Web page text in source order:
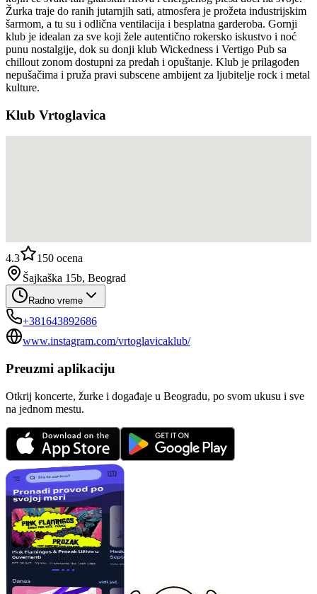
Žurka traje do ranih jutarnjih sati, atmosfera je prožeta industrijskim
šarmom, a tu su i odlična ventilacija i besplatna garderoba. Gornji
klub je idealan za sve koji žele autentično rokersko iskustvo i noć
punu nostalgije, dok su donji klub Wickedness i Vertigo Pub sa
chillout zonom dostupni za predah i opuštanje. Klub je prilagođen
nepušačima i pruža pravi subscene ambijent za ljubitelje rock i metal
kulture.
Klub Vrtoglavica
4.3 150 ocena
Šajkaška 15b, Beograd
Radno vreme
+381643892686
www.instagram.com/vrtoglavicaklub/
Preuzmi aplikaciju
Otkrij koncerte, žurke i događaje u Beogradu, po svom ukusu i sve
na jednom mestu.